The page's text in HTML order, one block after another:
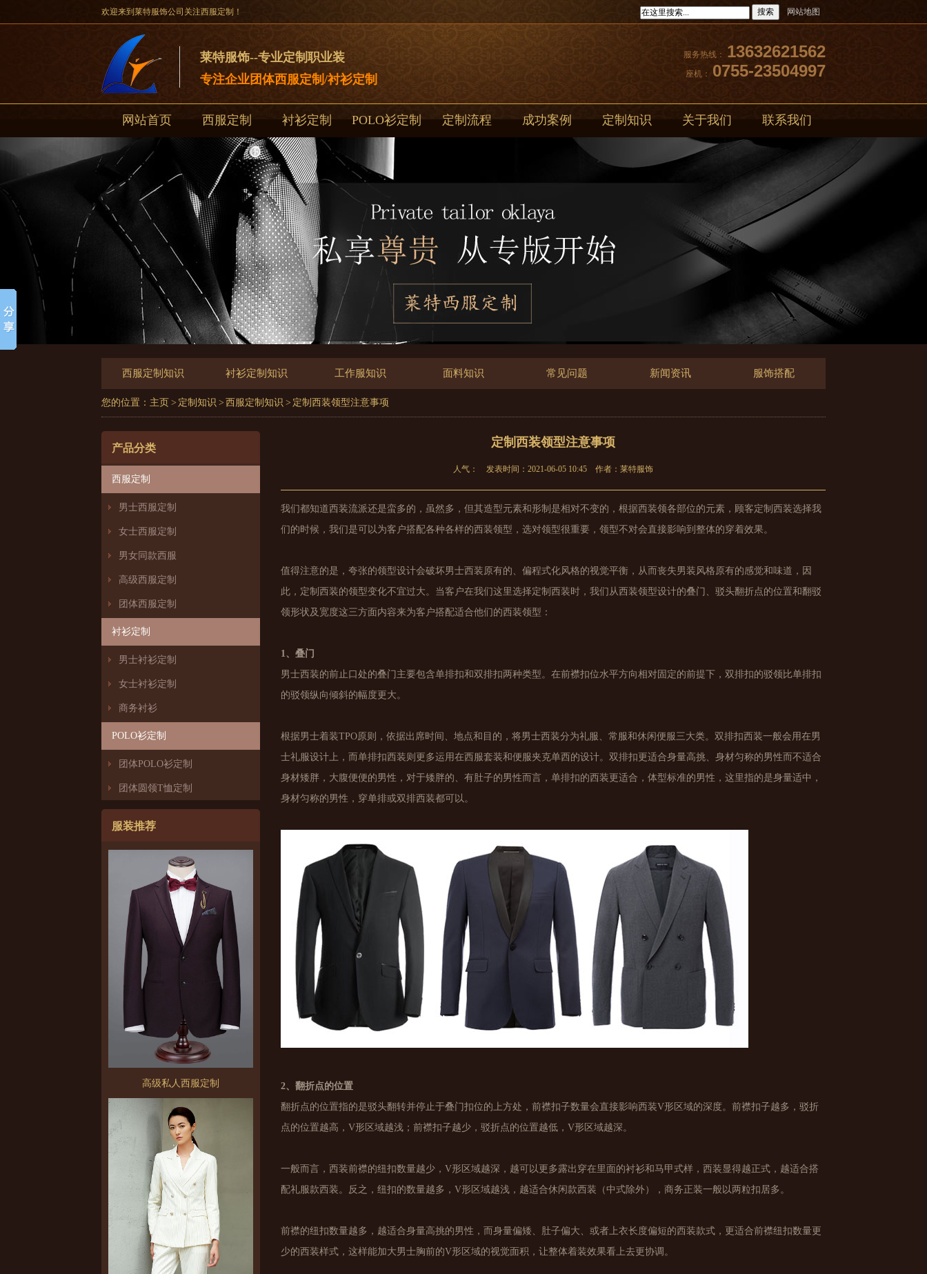
欢迎来到莱特服饰公司关注西服定制！ 搜索 网站地图
莱特服饰--专业定制职业装
专注企业团体西服定制/衬衫定制
服务热线： 13632621562
座机： 0755-23504997
网站首页 西服定制 衬衫定制 POLO衫定制 定制流程 成功案例 定制知识 关于我们 联系我们
西服定制知识 衬衫定制知识 工作服知识 面料知识 常见问题 新闻资讯 服饰搭配
您的位置： 主页 > 定制知识 > 西服定制知识 > 定制西装领型注意事项
产品分类
西服定制
男士西服定制
女士西服定制
男女同款西服
高级西服定制
团体西服定制
衬衫定制
男士衬衫定制
女士衬衫定制
商务衬衫
POLO衫定制
团体POLO衫定制
团体圆领T恤定制
服装推荐
高级私人西服定制
定制西装领型注意事项
人气： 发表时间：2021-06-05 10:45 作者：莱特服饰
我们都知道西装流派还是蛮多的，虽然多，但其造型元素和形制是相对不变的，根据西装领各部位的元素，顾客定制西装选择我
们的时候，我们是可以为客户搭配各种各样的西装领型，选对领型很重要，领型不对会直接影响到整体的穿着效果。
值得注意的是，夸张的领型设计会破坏男士西装原有的、偏程式化风格的视觉平衡，从而丧失男装风格原有的感觉和味道，因
此，定制西装的领型变化不宜过大。当客户在我们这里选择定制西装时，我们从西装领型设计的叠门、驳头翻折点的位置和翻驳
领形状及宽度这三方面内容来为客户搭配适合他们的西装领型：
1、叠门
男士西装的前止口处的叠门主要包含单排扣和双排扣两种类型。在前襟扣位水平方向相对固定的前提下，双排扣的驳领比单排扣
的驳领纵向倾斜的幅度更大。
根据男士着装TPO原则，依据出席时间、地点和目的，将男士西装分为礼服、常服和休闲便服三大类。双排扣西装一般会用在男
士礼服设计上，而单排扣西装则更多运用在西服套装和便服夹克单西的设计。双排扣更适合身量高挑、身材匀称的男性而不适合
身材矮胖，大腹便便的男性，对于矮胖的、有肚子的男性而言，单排扣的西装更适合，体型标准的男性，这里指的是身量适中，
身材匀称的男性，穿单排或双排西装都可以。
2、翻折点的位置
翻折点的位置指的是驳头翻转并停止于叠门扣位的上方处，前襟扣子数量会直接影响西装V形区域的深度。前襟扣子越多，驳折
点的位置越高，V形区域越浅；前襟扣子越少，驳折点的位置越低，V形区域越深。
一般而言，西装前襟的纽扣数量越少，V形区域越深，越可以更多露出穿在里面的衬衫和马甲式样，西装显得越正式，越适合搭
配礼服款西装。反之，纽扣的数量越多，V形区域越浅，越适合休闲款西装（中式除外），商务正装一般以两粒扣居多。
前襟的纽扣数量越多，越适合身量高挑的男性，而身量偏矮、肚子偏大、或者上衣长度偏短的西装款式，更适合前襟纽扣数量更
少的西装样式，这样能加大男士胸前的V形区域的视觉面积，让整体着装效果看上去更协调。